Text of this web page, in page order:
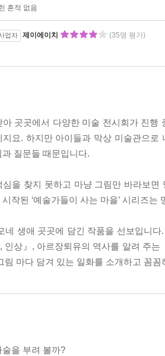
흔적 없음
업자 제이에이치 (35명 평가)
아 곳곳에서 다양한 미술 전시회가 진
지요. 하지만 아이들과 막상 미술관으
과 질문들 때문입니다.
심을 찾지 못하고 마냥 그림만 바라보
시작된 ‘예술가들이 사는 마을’ 시리즈
네 생애 곳곳에 담긴 작품을 선보입니
, 인상』, 아르장퇴유의 역사를 알려 주
림 마다 담겨 있는 일화를 소개하고 꼼
을 부려 볼까?